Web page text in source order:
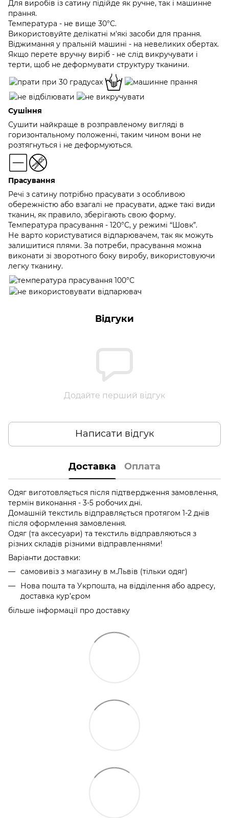
Для виробів із сатину підійде як ручне, так і машинне
прання.
Температура - не вище 30°С.
Використовуйте делікатні м'які засоби для прання.
Віджимання у пральній машині - на невеликих обертах.
Якщо перете вручну виріб - не слід викручувати і
терти, щоб не деформувати структуру тканини.
Сушіння
Сушити найкраще в розправленому вигляді в
горизонтальному положенні, таким чином вони не
розтягнуться і не деформуються.
Прасування
Речі з сатину потрібно прасувати з особливою
обережністю або взагалі не прасувати, адже такі види
тканин, як правило, зберігають свою форму.
Температура прасування - 120°С, у режимі “Шовк”.
Не варто користуватися відпарювачем, так як можуть
залишитися плями. За потреби, прасування можна
виконати зі зворотного боку виробу, використовуючи
легку тканину.
Відгуки
Додайте перший відгук
Написати відгук
Доставка Оплата
Одяг виготовляється після підтвердження замовлення,
термін виконання - 3-5 робочих дні.
Домашній текстиль відправляється протягом 1-2 днів
після оформлення замовлення.
Одяг (та аксесуари) та текстиль відправляються з
різних складів різними відправленнями!
Варіанти доставки:
самовивіз з магазину в м.Львів (тільки одяг)
Нова пошта та Укрпошта, на відділення або адресу,
доставка кур’єром
більше інформації про доставку